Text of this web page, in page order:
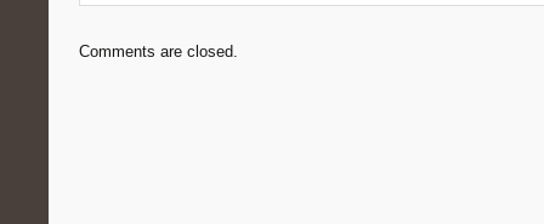
Comments are closed.